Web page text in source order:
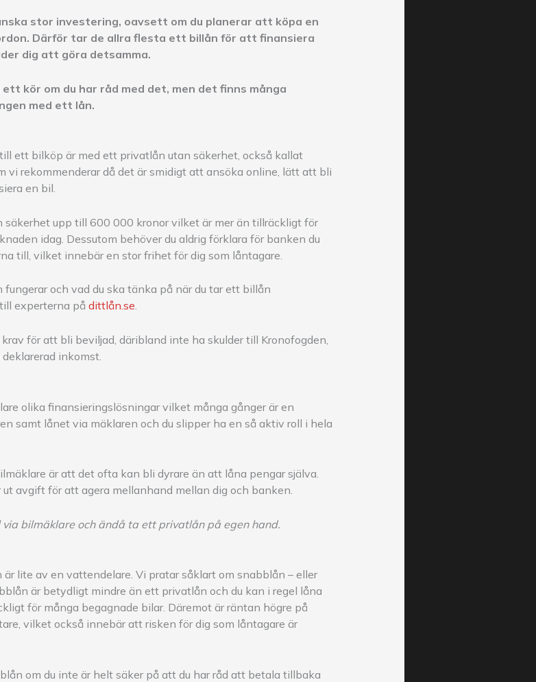
stor investering, oavsett om du planerar att köpa en
Därför tar de allra flesta ett billån för att finansiera
dig att göra detsamma.
kör om du har råd med det, men det finns många
med ett lån.
ett bilköp är med ett privatlån utan säkerhet, också kallat
vi rekommenderar då det är smidigt att ansöka online, lätt att bli
en bil.
säkerhet upp till 600 000 kronor vilket är mer än tillräckligt för
idag. Dessutom behöver du aldrig förklara för banken du
till, vilket innebär en stor frihet för dig som låntagare.
och vad du ska tänka på när du tar ett billån
experterna på dittlån.se.
för att bli beviljad, däribland inte ha skulder till Kronofogden,
inkomst.
olika finansieringslösningar vilket många gånger är en
samt lånet via mäklaren och du slipper ha en så aktiv roll i hela
är att det ofta kan bli dyrare än att låna pengar själva.
avgift för att agera mellanhand mellan dig och banken.
bilmäklare och ändå ta ett privatlån på egen hand.
lite av en vattendelare. Vi pratar såklart om snabblån – eller
är betydligt mindre än ett privatlån och du kan i regel låna
för många begagnade bilar. Däremot är räntan högre på
vilket också innebär att risken för dig som låntagare är
om du inte är helt säker på att du har råd att betala tillbaka